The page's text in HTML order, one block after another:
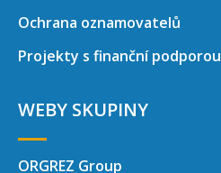
Ochrana oznamovatelů
Projekty s finanční podporou
WEBY SKUPINY
ORGREZ Group